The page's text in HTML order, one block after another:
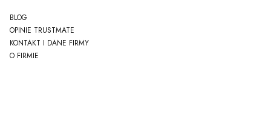
BLOG
OPINIE TRUSTMATE
KONTAKT I DANE FIRMY
O FIRMIE